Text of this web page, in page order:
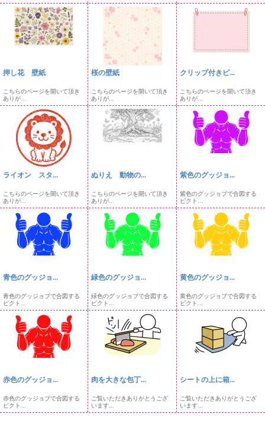
押し花 壁紙
こちらのページを開いて頂き
ありが...
桜の壁紙
こちらのページを開いて頂き
ありが...
クリップ付きピ...
こちらのページを開いて頂き
ありが...
ライオン スタ...
こちらのページを開いて頂き
ありが...
ぬりえ 動物の...
こちらのページを開いて頂き
ありが...
紫色のグッジョ...
紫色のグッジョブで合図する
ピクト...
青色のグッジョ...
青色のグッジョブで合図する
ピクト...
緑色のグッジョ...
緑色のグッジョブで合図する
ピクト...
黄色のグッジョ...
黄色のグッジョブで合図する
ピクト...
赤色のグッジョ...
赤色のグッジョブで合図する
ピクト...
肉を大きな包丁...
ご覧いただきありがとうござ
います...
シートの上に箱...
ご覧いただきありがとうござ
います...